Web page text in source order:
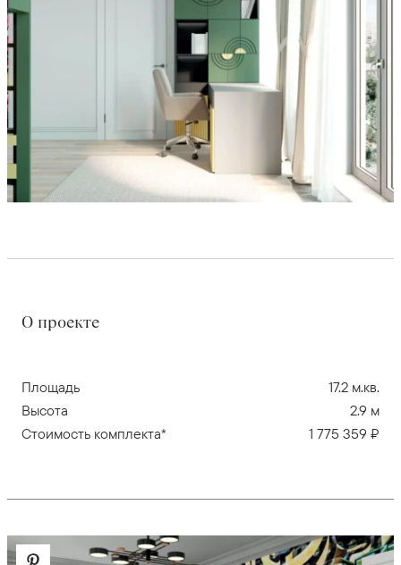
О проекте
Площадь
17.2 м.кв.
Высота
2.9 м
Стоимость комплекта*
1 775 359 ₽